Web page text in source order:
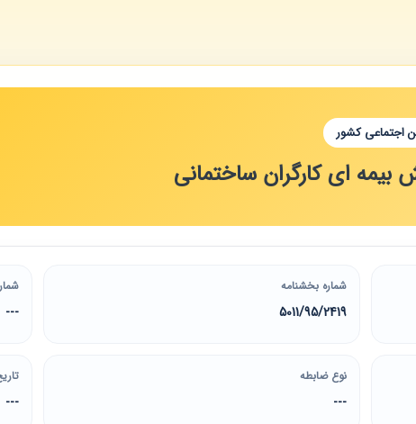
اجتماعی کشور
بیمه ای کارگران ساختمانی
شماره بخشنامه
5011/95/2419
---
نوع ضابطه
---
---